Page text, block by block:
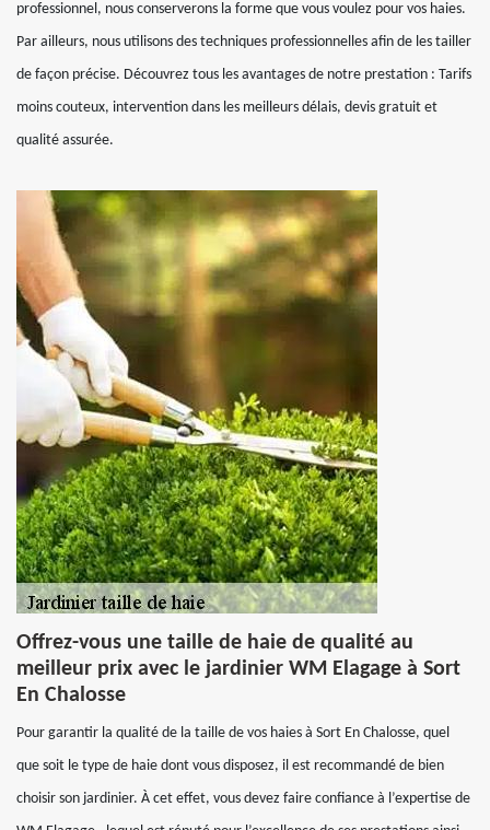
professionnel, nous conserverons la forme que vous voulez pour vos haies.
Par ailleurs, nous utilisons des techniques professionnelles afin de les tailler
de façon précise. Découvrez tous les avantages de notre prestation : Tarifs
moins couteux, intervention dans les meilleurs délais, devis gratuit et
qualité assurée.
Offrez-vous une taille de haie de qualité au
meilleur prix avec le jardinier WM Elagage à Sort
En Chalosse
Pour garantir la qualité de la taille de vos haies à Sort En Chalosse, quel
que soit le type de haie dont vous disposez, il est recommandé de bien
choisir son jardinier. À cet effet, vous devez faire confiance à l’expertise de